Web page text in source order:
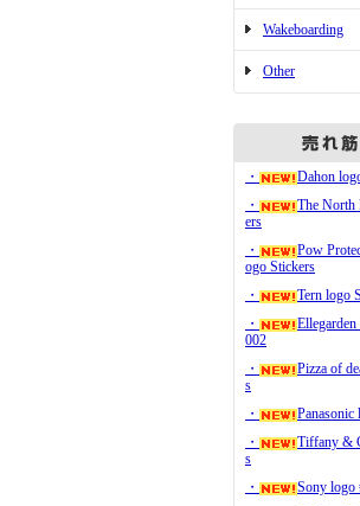
Wakeboarding
Other
・
Dahon
・
The North
ers
・
Pow
ogo Stickers
・
Tern logo
・
002
・
Pizza of
s
・
Panasonic
・
Tiffany &
s
・
Sony logo